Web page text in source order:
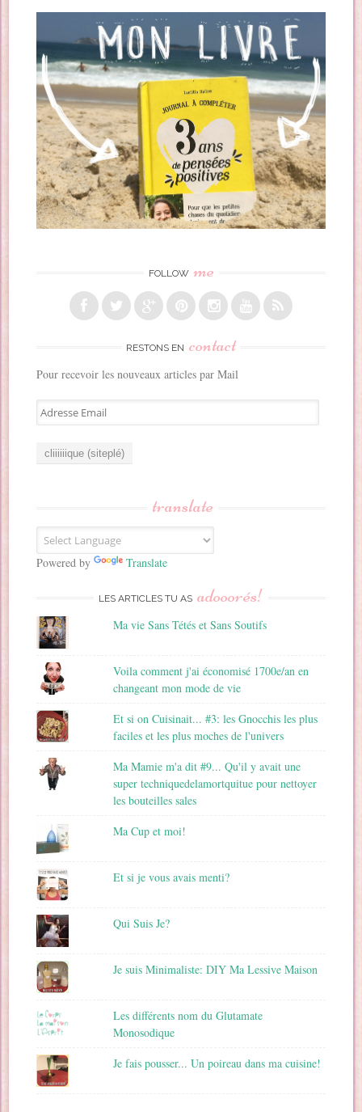
FOLLOW me
RESTONS EN contact
Pour recevoir les nouveaux articles par Mail
A
d
E
m
a
translate
Powered by Translate
LES ARTICLES TU AS adooorés!
Ma vie Sans Tétés et Sans Soutifs
Voila comment j'ai économisé 1700e/an en
changeant mon mode de vie
Et si on Cuisinait... #3: les Gnocchis les plus
faciles et les plus moches de l'univers
Ma Mamie m'a dit #9... Qu'il y avait une
super techniquedelamortquitue pour nettoyer
les bouteilles sales
Ma Cup et moi!
Et si je vous avais menti?
Qui Suis Je?
Je suis Minimaliste: DIY Ma Lessive Maison
Les différents nom du Glutamate
Monosodique
Je fais pousser... Un poireau dans ma cuisine!